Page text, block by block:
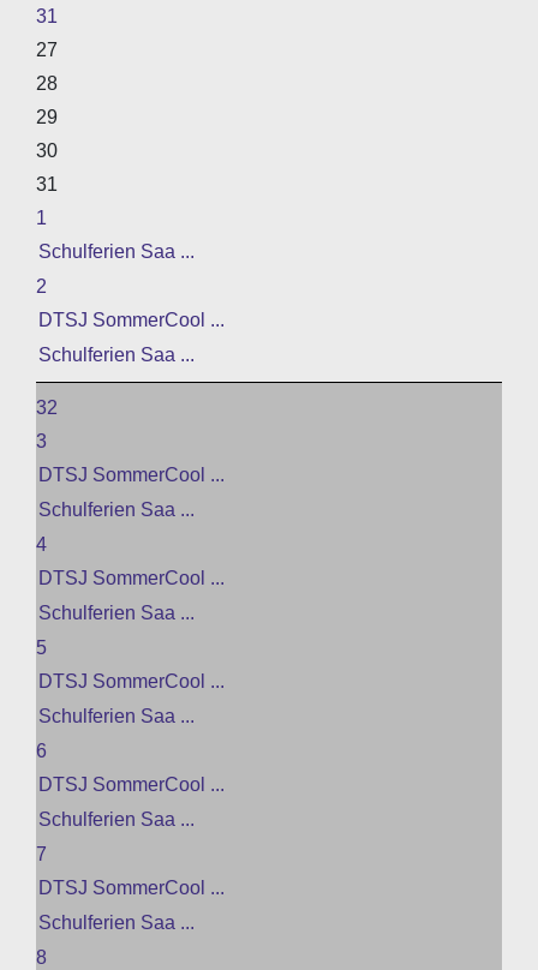
31
27
28
29
30
31
1
Schulferien Saa ...
2
DTSJ SommerCool ...
Schulferien Saa ...
32
3
DTSJ SommerCool ...
Schulferien Saa ...
4
DTSJ SommerCool ...
Schulferien Saa ...
5
DTSJ SommerCool ...
Schulferien Saa ...
6
DTSJ SommerCool ...
Schulferien Saa ...
7
DTSJ SommerCool ...
Schulferien Saa ...
8